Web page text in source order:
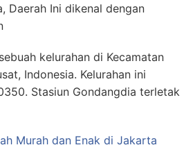
Daerah Ini dikenal dengan
kelurahan di Kecamatan
Indonesia. Kelurahan ini
Stasiun Gondangdia terletak
Murah dan Enak di Jakarta